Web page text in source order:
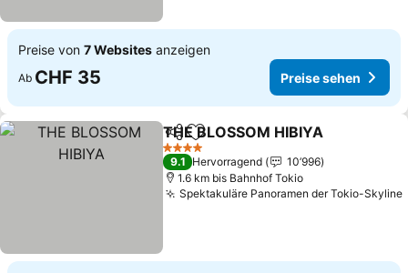
Preise von 7 Websites anzeigen
Ab CHF 35 Preise sehen
TeilenZu Favoriten hinzufügen
THE BLOSSOM HIBIYA
4 Sterne
9.1 Hervorragend
10’996
1.6 km bis Bahnhof Tokio
Spektakuläre Panoramen der Tokio-Skyline